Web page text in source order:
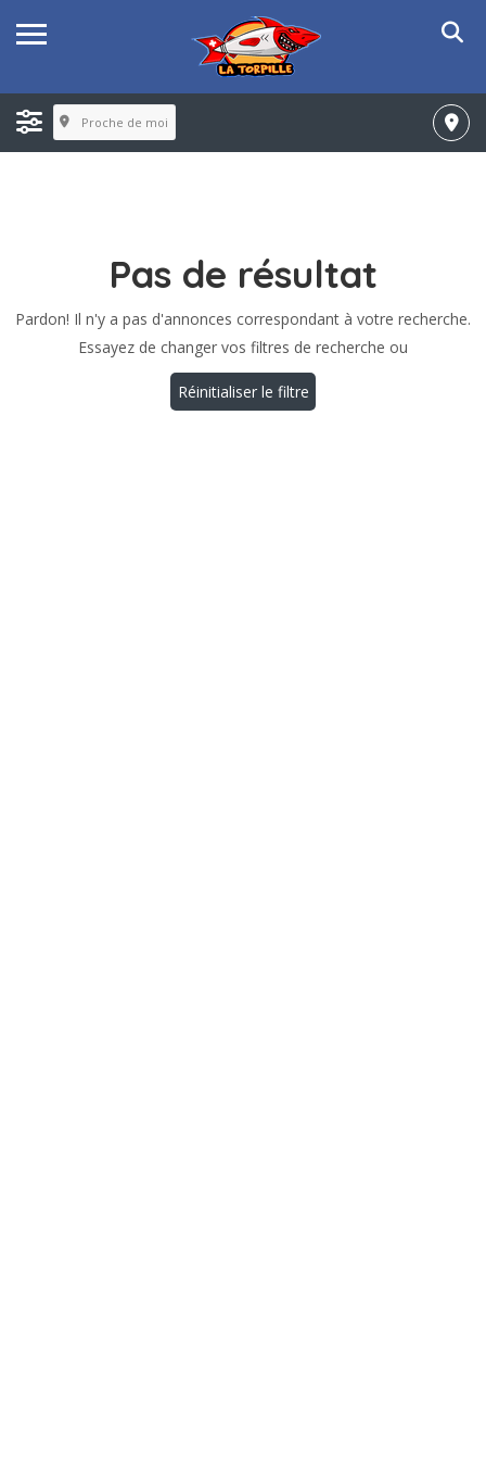
Proche de moi
Pas de résultat
Pardon! Il n'y a pas d'annonces correspondant à votre recherche.
Essayez de changer vos filtres de recherche ou
Réinitialiser le filtre